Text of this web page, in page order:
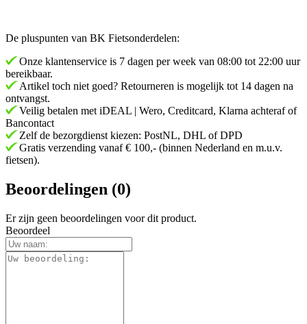
De pluspunten van BK Fietsonderdelen:
Onze klantenservice is 7 dagen per week van 08:00 tot 22:00 uur
bereikbaar.
Artikel toch niet goed? Retourneren is mogelijk tot 14 dagen na
ontvangst.
Veilig betalen met iDEAL | Wero, Creditcard, Klarna achteraf of
Bancontact
Zelf de bezorgdienst kiezen: PostNL, DHL of DPD
Gratis verzending vanaf € 100,- (binnen Nederland en m.u.v.
fietsen).
Beoordelingen (0)
Er zijn geen beoordelingen voor dit product.
Beoordeel